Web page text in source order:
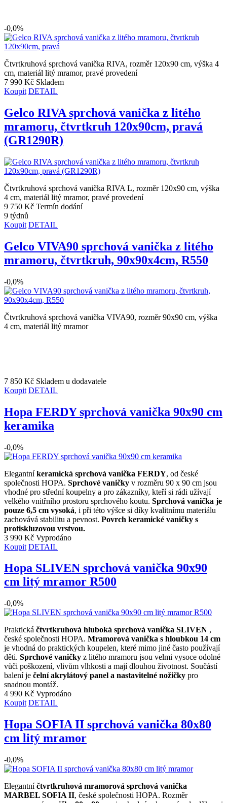
-0,0%
Čtvrtkruhová sprchová vanička RIVA, rozměr 120x90 cm, výška 4
cm, materiál litý mramor, pravé provedení
7 990 Kč Skladem
Koupit DETAIL
Gelco RIVA sprchová vanička z litého
mramoru, čtvrtkruh 120x90cm, pravá
(GR1290R)
Čtvrtkruhová sprchová vanička RIVA L, rozměr 120x90 cm, výška
4 cm, materiál litý mramor, pravé provedení
9 750 Kč Termín dodání
9 týdnů
Koupit DETAIL
Gelco VIVA90 sprchová vanička z litého
mramoru, čtvrtkruh, 90x90x4cm, R550
-0,0%
Čtvrtkruhová sprchová vanička VIVA90, rozměr 90x90 cm, výška
4 cm, materiál litý mramor
7 850 Kč Skladem u dodavatele
Koupit DETAIL
Hopa FERDY sprchová vanička 90x90 cm
keramika
-0,0%
Elegantníkeramická sprchová vanička FERDY, od české
společnosti HOPA. Sprchové vaničky v rozměru 90 x 90 cm jsou
vhodné pro střední koupelny a pro zákazníky, kteří si rádi užívají
velkého vnitřního prostoru sprchového koutu. Sprchová vanička je
pouze 6,5 cm vysoká, i při této výšce si díky kvalitnímu materiálu
zachovává stabilitu a pevnost. Povrch keramické vaničky s
protiskluzovou vrstvou.
3 990 Kč Vyprodáno
Koupit DETAIL
Hopa SLIVEN sprchová vanička 90x90
cm litý mramor R500
-0,0%
Praktická čtvrtkruhová hluboká sprchová vanička SLIVEN ,
české společnosti HOPA. Mramorová vanička s hloubkou 14 cm
je vhodná do praktických koupelen, které mimo jiné často používají
děti. Sprchové vaničky z litého mramoru jsou velmi vysoce odolné
vůči poškození, vlivům vlhkosti a mají dlouhou životnost. Součástí
balení je čelní akrylátový panel a nastavitelné nožičky pro
snadnou montáž.
4 990 Kč Vyprodáno
Koupit DETAIL
Hopa SOFIA II sprchová vanička 80x80
cm litý mramor
-0,0%
Elegantníčtvrtkruhová mramorová sprchová vanička
MARBEL SOFIA II, české společnosti HOPA. Rozměr